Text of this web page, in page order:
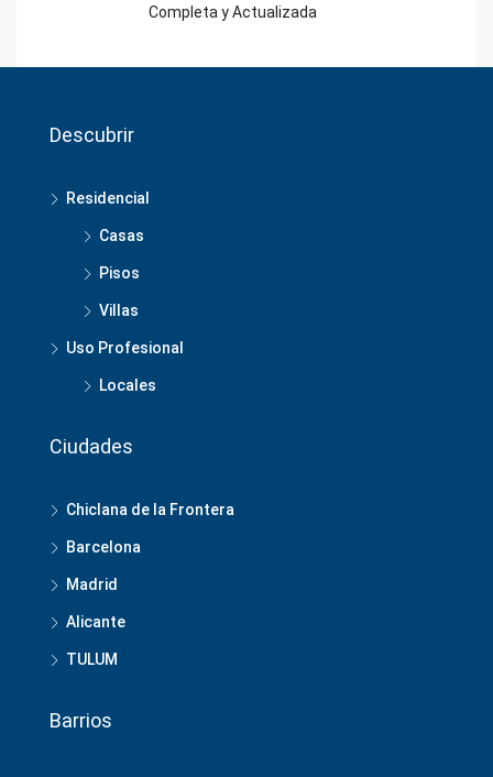
Completa y Actualizada
Descubrir
Residencial
Casas
Pisos
Villas
Uso Profesional
Locales
Ciudades
Chiclana de la Frontera
Barcelona
Madrid
Alicante
TULUM
Barrios